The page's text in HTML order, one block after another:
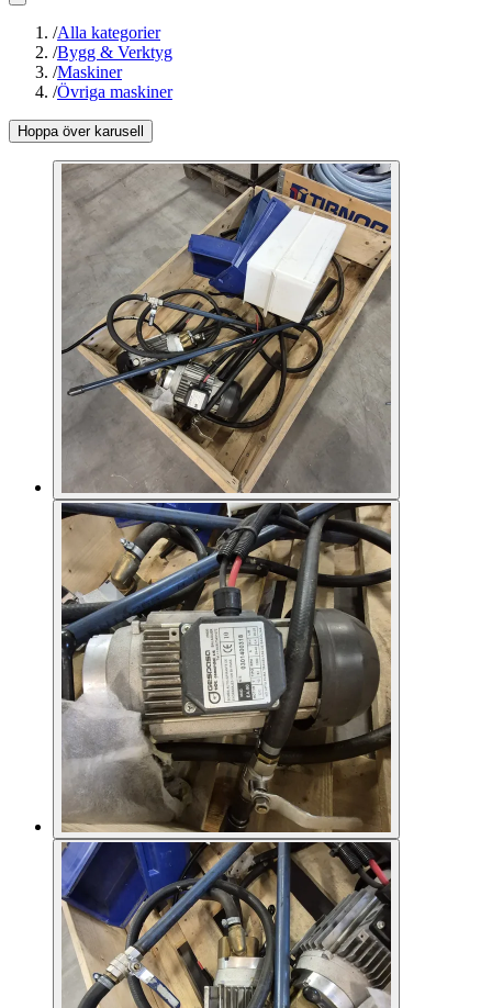
/Alla kategorier
/Bygg & Verktyg
/Maskiner
/Övriga maskiner
Hoppa över karusell